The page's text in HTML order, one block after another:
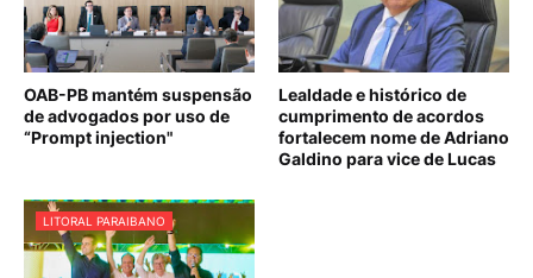
OAB-PB mantém suspensão
de advogados por uso de
“Prompt injection"
Lealdade e histórico de
cumprimento de acordos
fortalecem nome de Adriano
Galdino para vice de Lucas
LITORAL PARAIBANO